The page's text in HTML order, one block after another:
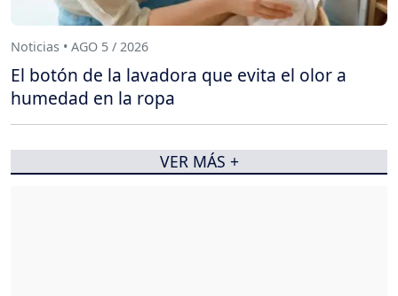
Noticias • AGO 5 / 2026
El botón de la lavadora que evita el olor a
humedad en la ropa
VER MÁS +